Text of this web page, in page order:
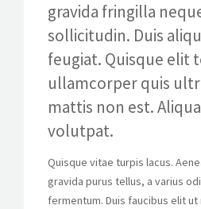
gravida fringilla
sollicitudin. Duis
feugiat. Quisque elit
ullamcorper quis
mattis non est.
volutpat.
Quisque vitae turpis lacus.
gravida purus tellus, a varius
fermentum. Duis faucibus elit